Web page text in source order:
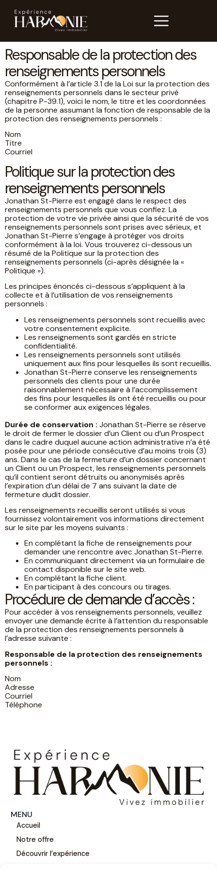
Responsable de la protection des
renseignements personnels
Conformément à l’article 3.1 de la Loi sur la protection des
renseignements personnels dans le secteur privé
(chapitre P-39.1), voici le nom, le titre et les coordonnées
de la personne assumant la fonction de responsable de la
protection des renseignements personnels :
Nom
Titre
Courriel
Politique sur la protection des
renseignements personnels
Jonathan St-Pierre est engagé dans le respect des
renseignements personnels que vous confiez. La
protection de votre vie privée ainsi que la sécurité de vos
renseignements personnels sont prises avec sérieux, et
Jonathan St-Pierre s’engage à protéger vos droits
conformément à la loi. Vous trouverez ci-dessous un
résumé de la Politique sur la protection des
renseignements personnels (ci-après désignée la «
Politique »).
Les principes énoncés ci-dessous s’appliquent à la
collecte et à l’utilisation de vos renseignements
personnels :
Les renseignements personnels sont recueillis avec
votre consentement explicite.
Les renseignements sont gardés en stricte
confidentialité.
Les renseignements personnels sont utilisés
uniquement aux fins pour lesquelles ils sont recueillis.
Jonathan St-Pierre conserve les renseignements
personnels des clients pour une durée
raisonnablement nécessaire à l’accomplissement
des fins pour lesquelles ils ont été recueillis ou pour
se conformer aux exigences légales.
Durée de conservation : Jonathan St-Pierre se réserve
le droit de fermer le dossier d’un Client ou d’un Prospect
dans le cadre duquel aucune action administrative n’a été
posée pour une période consécutive d’au moins trois (3)
ans. Dans le cas de la fermeture d’un dossier concernant
un Client ou un Prospect, les renseignements personnels
qu’il contient seront détruits ou anonymisés après
l’expiration d’un délai de 7 ans suivant la date de
fermeture dudit dossier.
Les renseignements recueillis seront utilisés si vous
fournissez volontairement vos informations directement
sur le site par les moyens suivants :
En complétant la fiche de renseignements pour
demander une rencontre avec Jonathan St-Pierre.
En communiquant directement via un formulaire de
contact disponible sur le site web.
En complétant la fiche client.
En participant à des concours ou tirages.
Procédure de demande d’accès :
Pour accéder à vos renseignements personnels, veuillez
envoyer une demande écrite à l’attention du responsable
de la protection des renseignements personnels à
l’adresse suivante :
Responsable de la protection des renseignements
personnels :
Nom
Adresse
Courriel
Téléphone
MENU
Accueil
Notre offre
Découvrir l’expérience